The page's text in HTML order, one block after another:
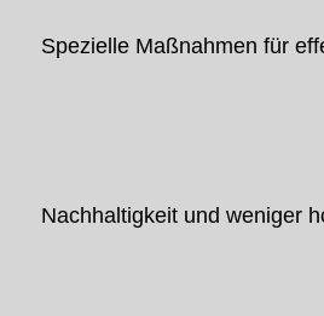
Spezielle Maßnahmen für
Nachhaltigkeit und weniger